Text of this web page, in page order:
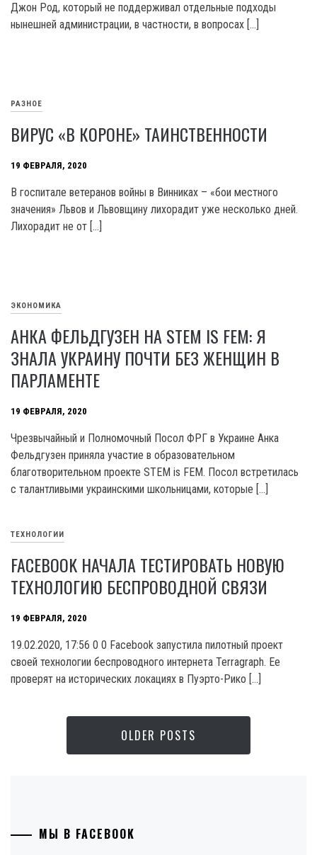
Джон Род, который не поддерживал отдельные подходы
нынешней администрации, в частности, в вопросах […]
РАЗНОЕ
ВИРУС «В КОРОНЕ» ТАИНСТВЕННОСТИ
19 ФЕВРАЛЯ, 2020
В госпитале ветеранов войны в Винниках – «бои местного
значения» Львов и Львовщину лихорадит уже несколько дней.
Лихорадит не от […]
ЭКОНОМИКА
АНКА ФЕЛЬДГУЗЕН НА STEM IS FEM: Я
ЗНАЛА УКРАИНУ ПОЧТИ БЕЗ ЖЕНЩИН В
ПАРЛАМЕНТЕ
19 ФЕВРАЛЯ, 2020
Чрезвычайный и Полномочный Посол ФРГ в Украине Анка
Фельдгузен приняла участие в образовательном
благотворительном проекте STEM is FEM. Посол встретилась
с талантливыми украинскими школьницами, которые […]
ТЕХНОЛОГИИ
FACEBOOK НАЧАЛА ТЕСТИРОВАТЬ НОВУЮ
ТЕХНОЛОГИЮ БЕСПРОВОДНОЙ СВЯЗИ
19 ФЕВРАЛЯ, 2020
19.02.2020, 17:56 0 0 Facebook запустила пилотный проект
своей технологии беспроводного интернета Terragraph. Ее
проверят на исторических локациях в Пуэрто-Рико […]
OLDER POSTS
МЫ В FACEBOOK